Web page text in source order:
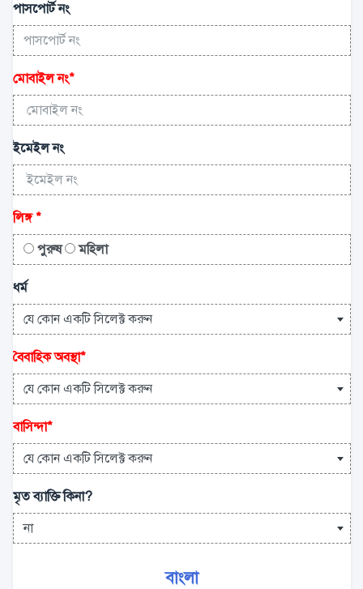
পাসপোর্ট নং
মোবাইল নং*
ইমেইল নং
লিঙ্গ*
পুরুষ
মহিলা
ধর্ম
যে কোন একটি সিলেক্ট করুন
বৈবাহিক অবস্থা*
যে কোন একটি সিলেক্ট করুন
বাসিন্দা*
যে কোন একটি সিলেক্ট করুন
মৃত ব্যাক্তি কিনা?
না
বাংলা